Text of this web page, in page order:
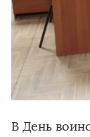
В День